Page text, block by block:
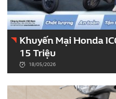
Khuyến Mại Honda
15 Triệu
18/05/2026